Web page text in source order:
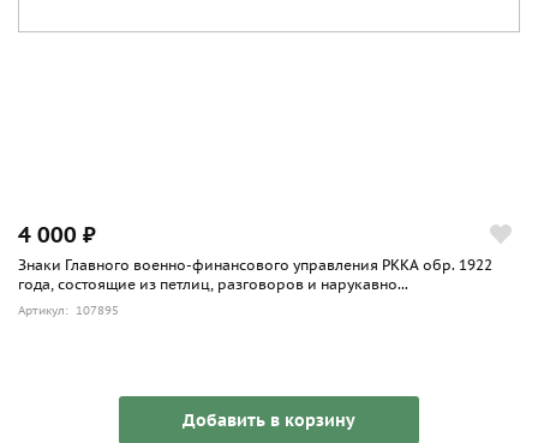
4 000 ₽
Знаки Главного военно-финансового управления РККА обр. 1922
года, состоящие из петлиц, разговоров и нарукавно...
Артикул: 107895
Добавить в корзину